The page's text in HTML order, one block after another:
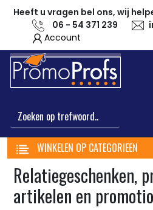
Heeft u vragen bel ons, wij
06 - 54 371 239
Account
WINKELEN OP CATEGORIEEN
Relatiegeschenken,
artikelen en